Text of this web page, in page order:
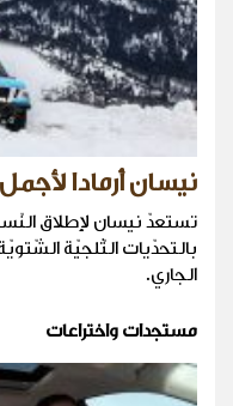
نيسان أرمادا
تستعدّ نيسان لإطلاق
الجاري.
مستجدات واختراعات